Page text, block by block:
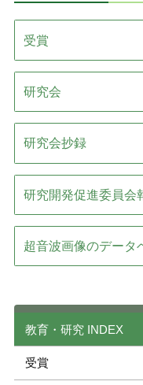
学術集会・講習会
ジャーナル・出
ガイドライン
教育・研究
認定資格
各種手続き
教育・研究 INDEX
受賞
受賞
研究会
研究会抄録
研究開発促進委員会
超音波画像のデータ